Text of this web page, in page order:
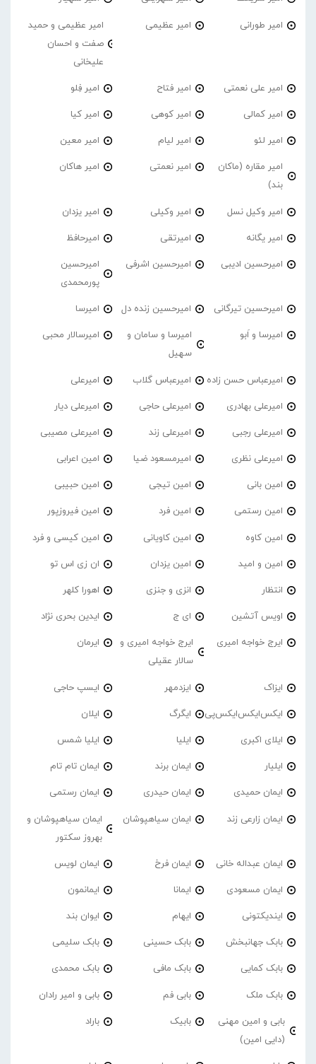
امیر طورانی امیر عظیمی
امیر عظیمی و حمید
صفت و احسان
علیخانی
امیر علی نعمتی امیر فتاح امیر فِلو
امیر کمالی امیر کوهی امیر کیا
امیر لئو امیر لیام امیر معین
امیر مقاره (ماکان
بند)
امیر نعمتی امیر هاکان
امیر وکیل نسل امیر وکیلی امیر یزدان
امیر یگانه امیرتقی امیرحافظ
امیرحسین ادیبی امیرحسین اشرفی
امیرحسین
پورمحمدی
امیرحسین تیرگانی امیرحسین زنده دل امیرسا
امیرسا و اَبو
امیرسا و سامان و
سهیل
امیرسالار محبی
امیرعباس حسن زاده امیرعباس گلاب امیرعلی
امیرعلی بهادری امیرعلی حاجی امیرعلی دیار
امیرعلی رجبی امیرعلی زند امیرعلی مصیبی
امیرعلی نظری امیرمسعود ضیا امین اعرابی
امین بانی امین تیجی امین حبیبی
امین رستمی امین فرد امین فیروزپور
امین کاوه امین کاویانی امین کیسی و فرد
امین و امید امین یزدان ان زی اس تو
انتظار انزی و جنزی اهورا کلهر
اویس آتشین ای ج ایدین بحری نژاد
ایرج خواجه امیری
ایرج خواجه امیری و
سالار عقیلی
ایرمان
ایزاک ایزدمهر ایسپ حاجی
ایکس‌ایکس‌ایکس‌پی ایگرگ ایلان
ایلای اکبری ایلیا ایلیا شمس
ایلیار ایمان برند ایمان تام تام
ایمان حمیدی ایمان حیدری ایمان رستمی
ایمان زارعی زند ایمان سیاهپوشان
ایمان سیاهپوشان و
بهروز سکتور
ایمان عبداله خانی ایمان فرخ ایمان لویس
ایمان مسعودی ایمانا ایمانمون
ایندیکتونی ایهام ایوان بند
بابک جهانبخش بابک حسینی بابک سلیمی
بابک کمایی بابک مافی بابک محمدی
بابک ملک بابی فم بابی و امیر رادان
بابی و امین مهنی
(دایی امین)
بابیک باراد